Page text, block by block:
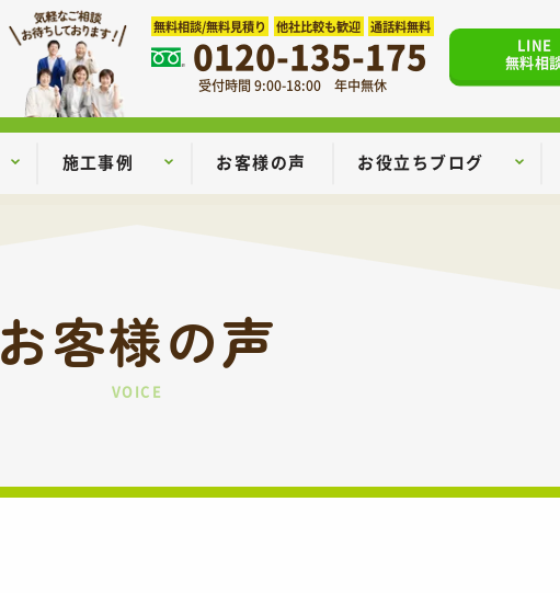
無料相談/無料見積り 他社比較も歓迎 通話料無料
0120-135-175
受付時間 9:00-18:00 年中無休
LINE
無料相
施工事例 お客様の声 お役立ちブログ
お客様の声
VOICE